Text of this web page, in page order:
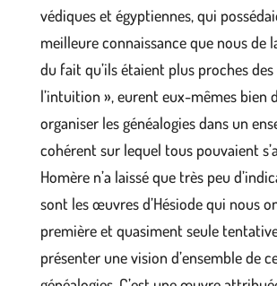
védiques et égyptiennes, qui
meilleure connaissance que nous de
du fait qu’ils étaient plus proches
l’intuition », eurent eux-mêmes bien
organiser les généalogies dans un
cohérent sur lequel tous pouvaient
Homère n’a laissé que très peu
sont les œuvres d’Hésiode qui nous
première et quasiment seule
présenter une vision d’ensemble de